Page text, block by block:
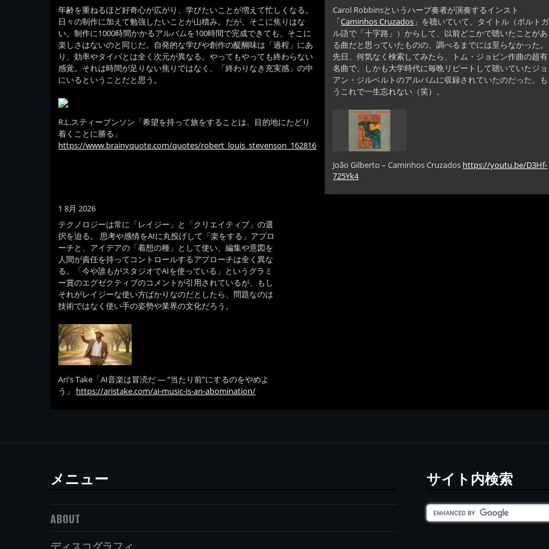
年齢を重ねるほど好奇心が広がり、学びたいことが増えて忙しくなる。
日々の制作に加えて勉強したいことが山積み。だが、そこに焦りはな
い。制作に1000時間かかるアルバムを100時間で完成できても、そこに
楽しさはないのと同じだ。自発的な学びや創作の醍醐味は「過程」にあ
り、効率やタイパとは全く次元が異なる。やってもやっても終わらない
感覚。それは時間が足りない焦りではなく、「終わりなき充実感」の中
にいるということだと思う。
R.L.スティーブンソン「希望を持って旅をすることは、目的地にたどり
着くことに勝る」
https://www.brainyquote.com/quotes/robert_louis_stevenson_162816
Carol Robbinsというハープ奏者が演奏するインスト
「Caminhos Cruzados 」を聴いていて、タイトル（ポルトガ
ル語で「十字路」）からして、以前どこかで聴いたことがあ
る曲だと思っていたものの、調べるまでには至らなかった。
先日、何気なく検索してみたら、トム・ジョビン作曲の超有
名曲で、しかも大学時代に毎晩リピートして聴いていたジョ
アン・ジルベルトのアルバムに収録されていたのだった。も
うこれで一生忘れない（笑）。
João Gilberto – Caminhos Cruzados https://youtu.be/D3Hf-
725Yk4
1 8月 2026
テクノロジーは常に「レイジー」と「クリエイティブ」の選
択を迫る。 思考や感情をAIに丸投げして「楽をする」アプロ
ーチと、アイデアの「着想の種」として使い、編集や意図を
人間が責任を持ってコントロールするアプローチは全く異な
る。「今や誰もがスタジオでAIを使っている」というグラミ
ー賞のエグゼクティブのコメントが引用されているが、もし
それがレイジーな使い方ばかりなのだとしたら、問題なのは
技術ではなく使い手の姿勢や業界の文化だろう。
Ari's Take「AI音楽は冒涜だ — “当たり前”にするのをやめよ
う」 https://aristake.com/ai-music-is-an-abomination/
メニュー
ABOUT
ディスコグラフィ
サイト内検索